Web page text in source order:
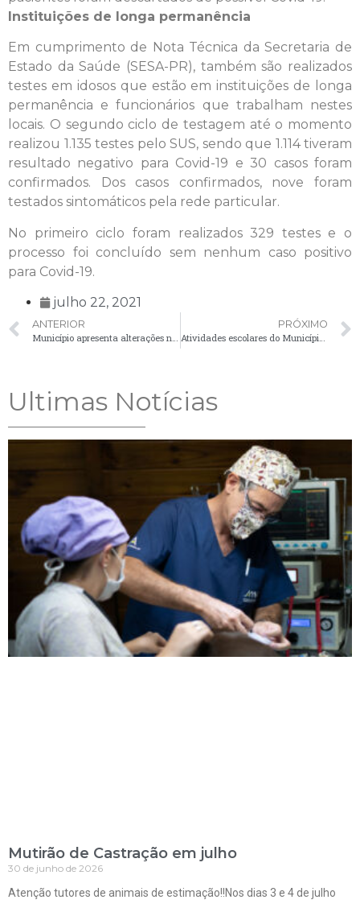
Instituições de longa permanência
Em cumprimento de Nota Técnica da Secretaria de
Estado da Saúde (SESA-PR), também são realizados
testes em idosos que estão em instituições de longa
permanência e funcionários que trabalham nestes
locais. O segundo ciclo de testagem até o momento
realizou 1.135 testes pelo SUS, sendo que 1.114 tiveram
resultado negativo para Covid-19 e 30 casos foram
confirmados. Dos casos confirmados, nove foram
testados sintomáticos pela rede particular.
No primeiro ciclo foram realizados 329 testes e o
processo foi concluído sem nenhum caso positivo
para Covid-19.
julho 22, 2021
ANTERIOR
Município apresenta alterações na legislação do SIM/POA para produtores de alimentos de origem animal
PRÓXIMO
Atividades escolares do Município retornam na segunda-feira e aulas presenciais devem voltar no dia 2 de agosto
Ultimas Notícias
Mutirão de Castração em julho
30 de junho de 2026
Atenção tutores de animais de estimação!!Nos dias 3 e 4 de julho